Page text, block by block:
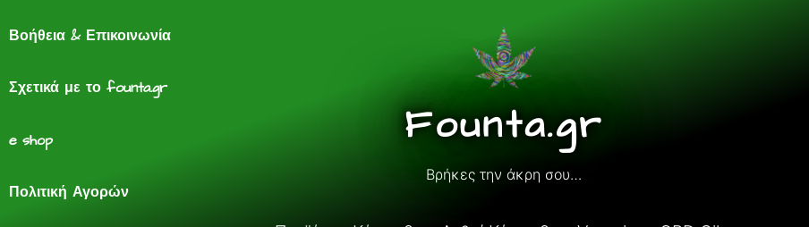
Βοήθεια & Επικοινωνία
Σχετικά με το founta.gr
e shop
Πολιτική Αγορών
Founta.gr
Βρήκες την άκρη σου…